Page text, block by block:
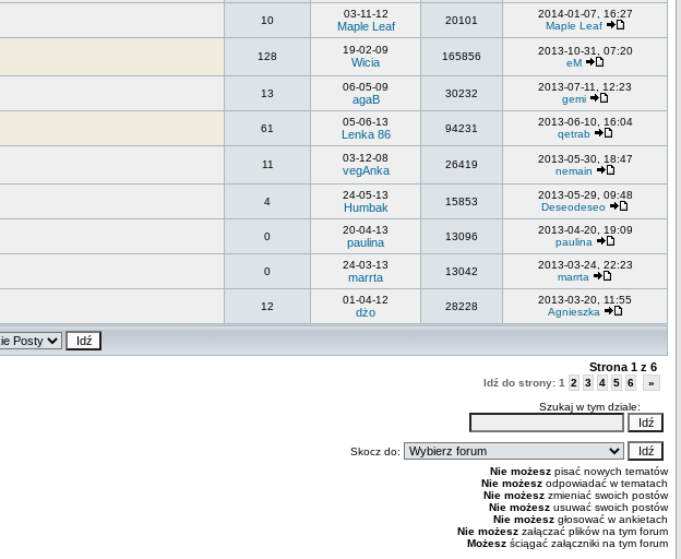
10
03-11-12
Maple Leaf 20101
2014-01-07, 16:27
Maple Leaf
128
19-02-09
Wicia 165856
2013-10-31, 07:20
eM
13
06-05-09
agaB 30232
2013-07-11, 12:23
gemi
61
05-06-13
Lenka 86 94231
2013-06-10, 16:04
qetrab
11
03-12-08
vegAnka 26419
2013-05-30, 18:47
nemain
4
24-05-13
Humbak 15853
2013-05-29, 09:48
Deseodeseo
0
20-04-13
paulina 13096
2013-04-20, 19:09
paulina
0
24-03-13
marrta 13042
2013-03-24, 22:23
marrta
12
01-04-12
dżo 28228
2013-03-20, 11:55
Agnieszka
Strona 1 z 6
Idź do strony: 1 2 3 4 5 6
»
Szukaj w tym dziale:
Skocz do:
Nie możesz pisać nowych tematów
Nie możesz odpowiadać w tematach
Nie możesz zmieniać swoich postów
Nie możesz usuwać swoich postów
Nie możesz głosować w ankietach
Nie możesz załączać plików na tym forum
Możesz ściągać załączniki na tym forum